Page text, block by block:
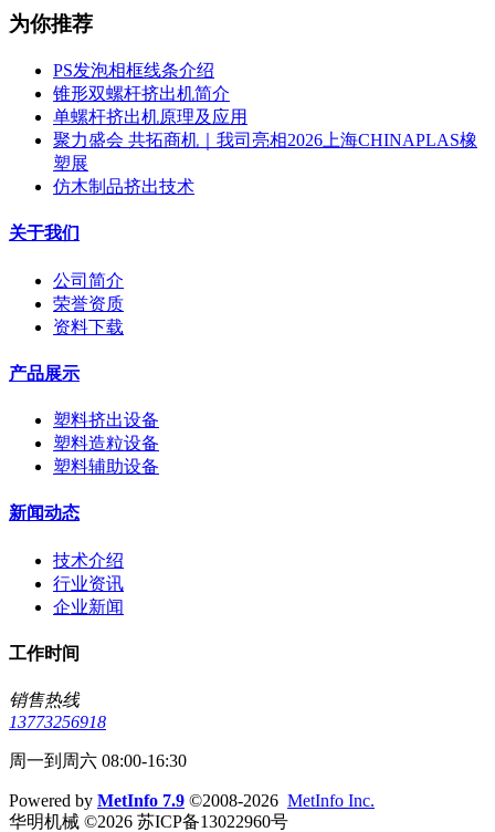
为你推荐
PS发泡相框线条介绍
锥形双螺杆挤出机简介
单螺杆挤出机原理及应用
聚力盛会 共拓商机｜我司亮相2026上海CHINAPLAS橡
塑展
仿木制品挤出技术
关于我们
公司简介
荣誉资质
资料下载
产品展示
塑料挤出设备
塑料造粒设备
塑料辅助设备
新闻动态
技术介绍
行业资讯
企业新闻
工作时间
销售热线
13773256918
周一到周六 08:00-16:30
Powered by MetInfo 7.9 ©2008-2026 MetInfo Inc.
华明机械 ©2026 苏ICP备13022960号